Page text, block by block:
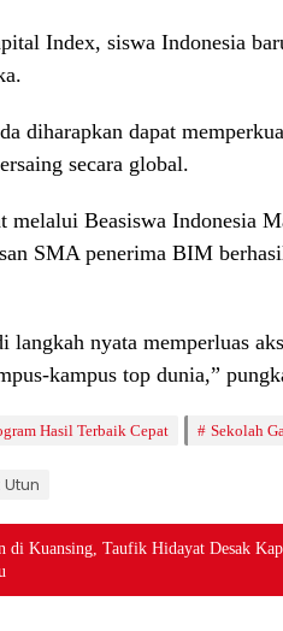
Index, siswa Indonesia
diharapkan dapat
secara global.
Beasiswa Indonesia
SMA penerima BIM
langkah nyata memperluas
kampus top dunia,”
Hasil Terbaik Cepat Sekolah
Utun
di Kuansing, Taufik Hidayat Desak